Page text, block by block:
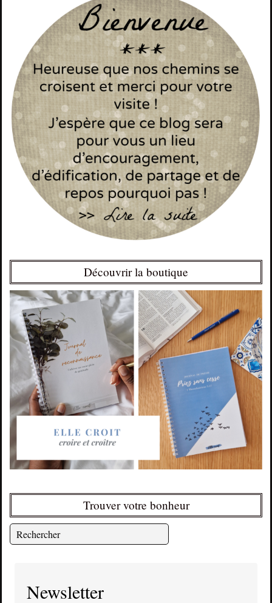
Découvrir la boutique
Trouver votre bonheur
Newsletter